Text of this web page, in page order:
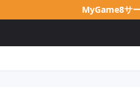
MyGame8サ